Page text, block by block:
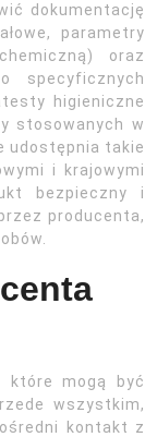
dokumentację
parametry
oraz
specyficznych
higieniczne
stosowanych w
udostępnia takie
i krajowymi
bezpieczny i
producenta,
które mogą być
wszystkim,
kontakt z